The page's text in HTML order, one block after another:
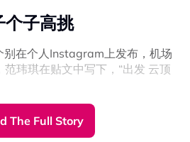
个子高挑
别在个人Instagram上发布，机场
玮琪在贴文中写下，“出发 云顶
和翔翔身高已经超过172CM范玮
高挑。
The Full Story